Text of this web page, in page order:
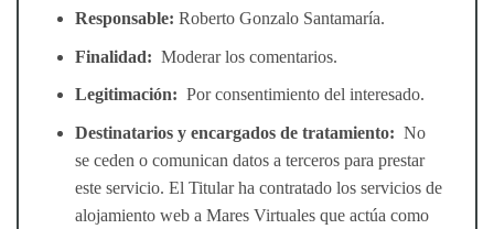
Responsable: Roberto Gonzalo Santamaría.
Finalidad: Moderar los comentarios.
Legitimación: Por consentimiento del interesado.
Destinatarios y encargados de tratamiento: No
se ceden o comunican datos a terceros para prestar
este servicio. El Titular ha contratado los servicios de
alojamiento web a Mares Virtuales que actúa como